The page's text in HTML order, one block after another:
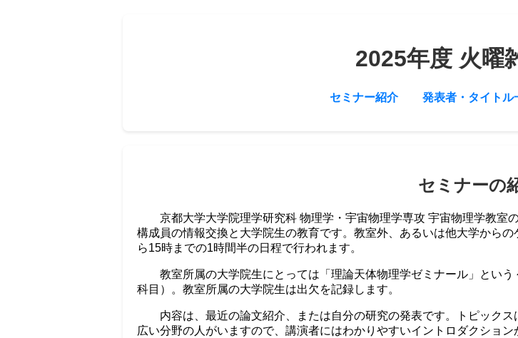
2025年度 火曜
セミナー紹介 発表者・タイトル
セミナーの
京都大学大学院理学研究科 物理学・宇宙物理学専攻 宇宙物理学教室
構成員の情報交換と大学院生の教育です。教室外、あるいは他大学から
ら15時までの1時間半の日程で行われます。
教室所属の大学院生にとっては「理論天体物理学ゼミナール」とい
科目）。教室所属の大学院生は出欠を記録します。
内容は、最近の論文紹介、または自分の研究の発表です。トピック
広い分野の人がいますので、講演者にはわかりやすいイントロダクショ